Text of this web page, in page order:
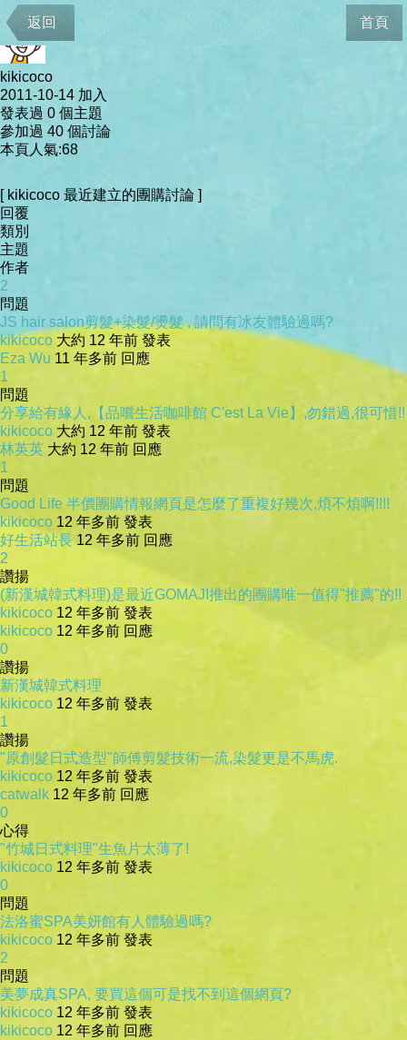
返回 首頁
會員資料
kikicoco
2011-10-14 加入
發表過 0 個主題
參加過 40 個討論
本頁人氣:68
[ kikicoco 最近建立的團購討論 ]
回覆
類別
主題
作者
2
問題
JS hair salon剪髮+染髮/燙髮 , 請問有冰友體驗過嗎?
kikicoco 大約 12 年前 發表
Eza Wu 11 年多前 回應
1
問題
分享給有緣人,【品嚐生活咖啡館 C'est La Vie】,勿錯過,很可惜!!
kikicoco 大約 12 年前 發表
林英英 大約 12 年前 回應
1
問題
Good Life 半價團購情報網頁是怎麼了重複好幾次,煩不煩啊!!!!
kikicoco 12 年多前 發表
好生活站長 12 年多前 回應
2
讚揚
(新漢城韓式料理)是最近GOMAJI推出的團購唯一值得"推薦"的!!
kikicoco 12 年多前 發表
kikicoco 12 年多前 回應
0
讚揚
新漢城韓式料理
kikicoco 12 年多前 發表
1
讚揚
"原創髮日式造型"師傅剪髮技術一流,染髮更是不馬虎.
kikicoco 12 年多前 發表
catwalk 12 年多前 回應
0
心得
"竹城日式料理"生魚片太薄了!
kikicoco 12 年多前 發表
0
問題
法洛蜜SPA美妍館有人體驗過嗎?
kikicoco 12 年多前 發表
2
問題
美夢成真SPA, 要買這個可是找不到這個網頁?
kikicoco 12 年多前 發表
kikicoco 12 年多前 回應